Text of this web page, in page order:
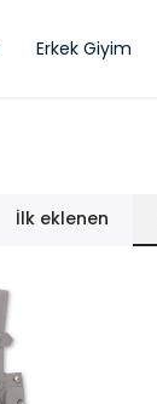
Erkek Giyim
İlk eklenen